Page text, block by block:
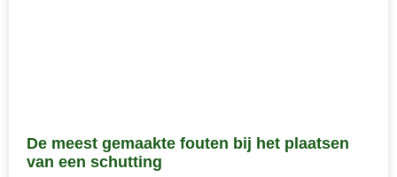
De meest gemaakte fouten bij het plaatsen
van een schutting